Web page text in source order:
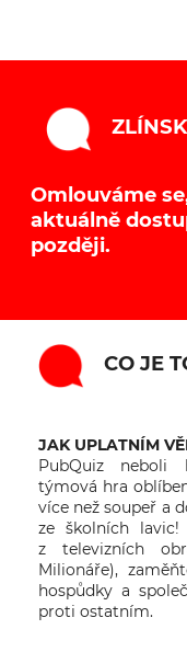
Omlouváme
aktuálně
později.
CO JE
JAK UPLATNÍM
PubQuiz neboli
týmová hra
více než soupeř a
ze školních
z televizních
Milionáře),
hospůdky a
proti ostatním.